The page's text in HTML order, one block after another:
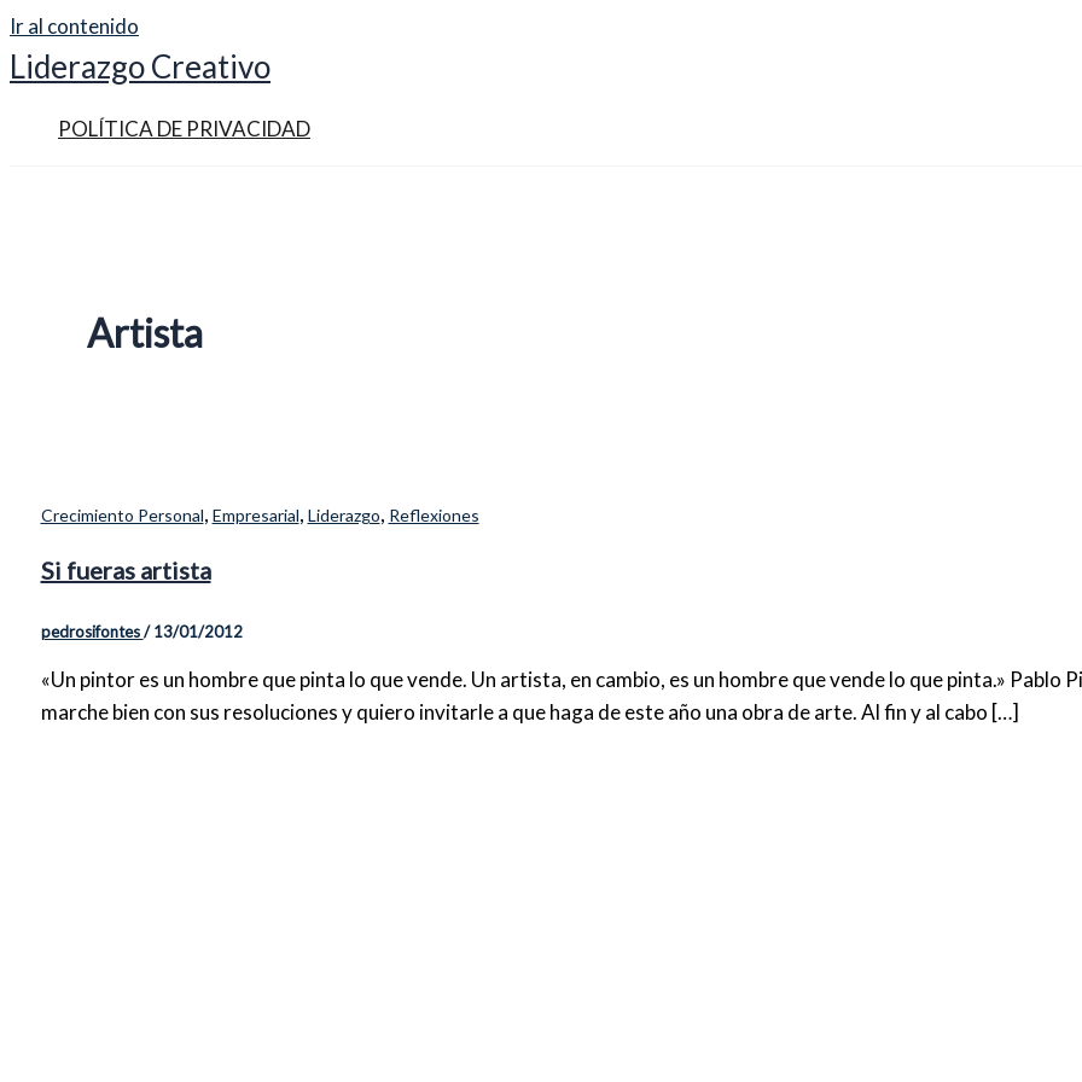
Ir al contenido
Liderazgo Creativo
POLÍTICA DE PRIVACIDAD
Artista
Crecimiento Personal, Empresarial, Liderazgo, Reflexiones
Si fueras artista
pedrosifontes/13/01/2012
«Un pintor es un hombre que pinta lo que vende. Un artista, en cambio, es un hombre que vende lo que pinta.» Pablo
marche bien con sus resoluciones y quiero invitarle a que haga de este año una obra de arte. Al fin y al cabo […]